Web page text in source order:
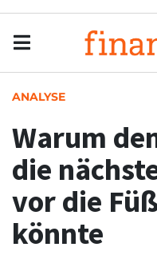
ANALYSE
Warum
die
vor die
könnte